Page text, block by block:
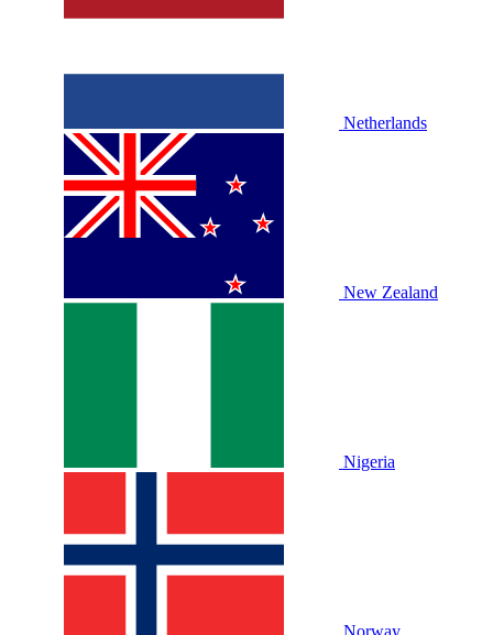
Netherlands
New Zealand
Nigeria
Norway